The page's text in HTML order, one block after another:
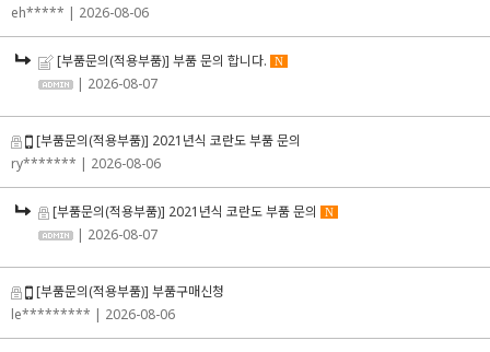
eh***** | 2026-08-06
[부품문의(적용부품)] 부품 문의 합니다. N
| 2026-08-07
[부품문의(적용부품)] 2021년식 코란도 부품 문의
ry******* | 2026-08-06
[부품문의(적용부품)] 2021년식 코란도 부품 문의 N
| 2026-08-07
[부품문의(적용부품)] 부품구매신청
le********* | 2026-08-06